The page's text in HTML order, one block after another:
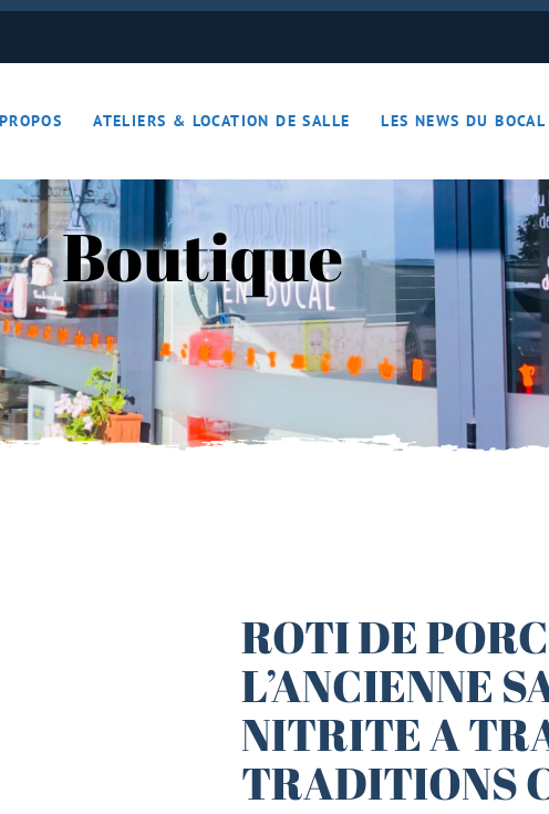
Apérotime
secs
ATELIERS & LOCATION DE SALLE
ON JOUE… ON S’DETEND !!
LES NEWS DU BOCAL
ON JOUE… ON S’DETEND !!
Boutique
ROTI DE
L’ANCIENNE
NITRITE A
TRADITIONS